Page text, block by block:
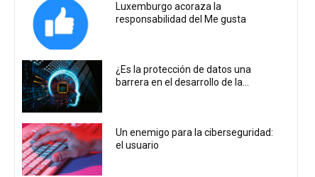
Luxemburgo acoraza la
responsabilidad del Me gusta
¿Es la protección de datos una
barrera en el desarrollo de la...
Un enemigo para la ciberseguridad:
el usuario